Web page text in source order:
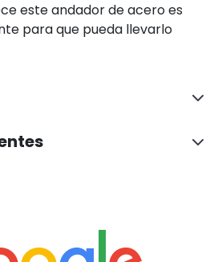
este andador de acero es
para que pueda llevarlo